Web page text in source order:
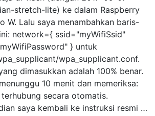
stretch-lite) ke dalam Raspberry
W. Lalu saya menambahkan baris-
network={ ssid="myWifiSsid"
} untuk
wpa_supplicant.conf.
dimasukkan adalah 100% benar.
10 menit dan memeriksa:
secara otomatis.
saya kembali ke instruksi resmi …